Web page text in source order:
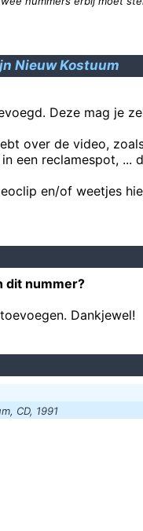
Het is géén
´k
Nieuw Kostuum
Deze mag je
over de video,
een reclamespot, ...
en/of weetjes
dit nummer?
Dankjewel!
CD, 1991